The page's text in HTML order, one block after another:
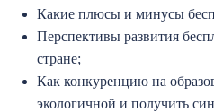
Какие плюсы и минусы
Перспективы развития
стране;
Как конкуренцию на
экологичной и получить